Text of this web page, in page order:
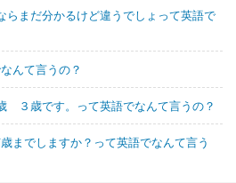
らまだ分かるけど違うでしょって英語で
んて言うの？
３歳です。って英語でなんて言うの？
までしますか？って英語でなんて言う